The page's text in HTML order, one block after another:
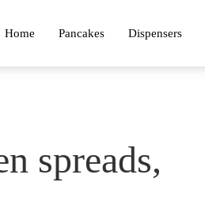
Home Pancakes Dispensers
spreads,